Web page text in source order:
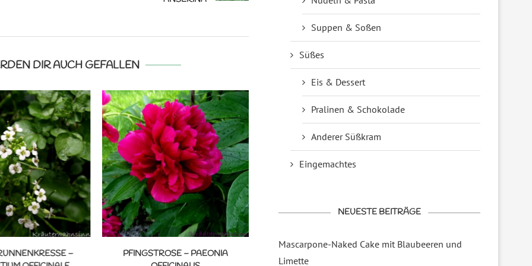
DIR AUCH GEFALLEN
–
PFINGSTROSE – PAEONIA
Suppen & Soßen
Süßes
Eis & Dessert
Pralinen & Schokolade
Anderer Süßkram
Eingemachtes
NEUESTE BEITRÄGE
Mascarpone-Naked Cake mit Blaubeeren und
Limette